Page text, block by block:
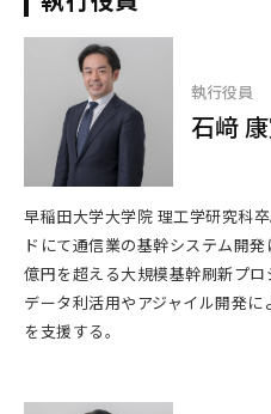
執行役員
石﨑
早稲田大学大学院 理工学研究科
ドにて通信業の基幹システム開
億円を超える大規模基幹刷新プ
データ利活用やアジャイル開発
を支援する。